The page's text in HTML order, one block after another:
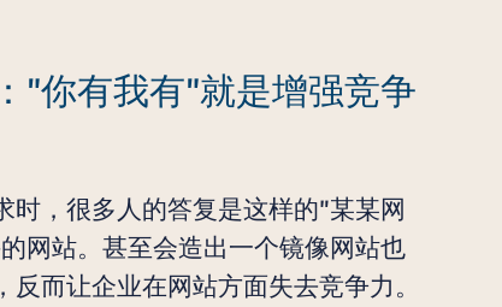
"你有我有"就是增强竞争
时，很多人的答复是这样的"某某网
网站。甚至会造出一个镜像网站也
而让企业在网站方面失去竞争力。